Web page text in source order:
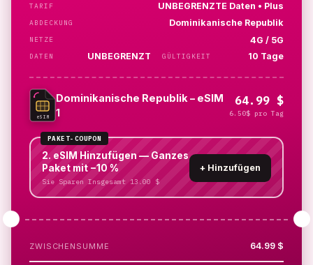
TARIF UNBEGRENZTE Daten • Plus
ABDECKUNG Dominikanische Republik
NETZE 4G / 5G
DATEN UNBEGRENZT GÜLTIGKEIT 10 Tage
eSIM
Dominikanische Republik – eSIM
1
64.99 $
6.50$ pro Tag
PAKET-COUPON
2. eSIM Hinzufügen — Ganzes
Paket mit −10 %
Sie Sparen Insgesamt 13.00 $
+ Hinzufügen
ZWISCHENSUMME 64.99 $